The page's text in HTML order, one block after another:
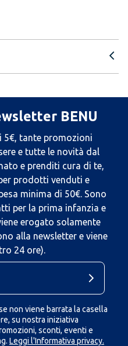
BENU
5€, tante promozioni
e tutte le novità dal
e prenditi cura di te,
prodotti venduti e
minima di 50€. Sono
per la prima infanzia e
erogato solamente
alla newsletter e viene
24 ore).
non viene barrata la casella
su nostra iniziativa
sconti, eventi e
Leggi l'Informativa privacy.